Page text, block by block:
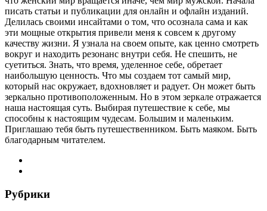
писать статьи и публикации для онлайн и офлайн изданий.
Делилась своими инсайтами о том, что осознала сама и как
эти мощные открытия привели меня к совсем к другому
качеству жизни. Я узнала на своем опыте, как ценно смотреть
вокруг и находить резонанс внутри себя. Не спешить, не
суетиться. Знать, что время, уделенное себе, обретает
наибольшую ценность. Что мы создаем тот самый мир,
который нас окружает, вдохновляет и радует. Он может быть
зеркально противоположенным. Но в этом зеркале отражается
наша настоящая суть. Выбирая путешествие к себе, мы
способны к настоящим чудесам. Большим и маленьким.
Приглашаю тебя быть путешественником. Быть маяком. Быть
благодарным читателем.
Рубрики